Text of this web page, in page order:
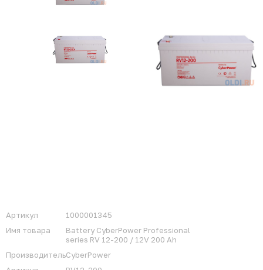
Артикул
1000001345
Имя товара
Battery CyberPower Professional
series RV 12-200 / 12V 200 Ah
ПроизводительCyberPower